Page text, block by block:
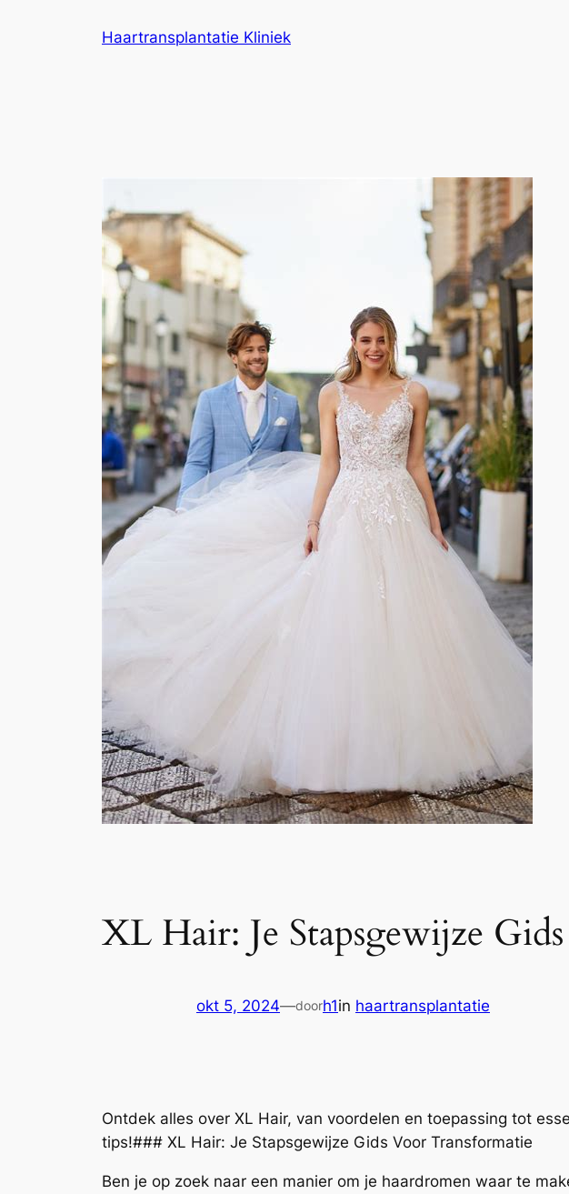
Haartransplantatie Kliniek
XL Hair: Je Stapsgewijze
okt 5, 2024—doorh1in haartransplantatie
Ontdek alles over XL Hair, van voordelen en toepassing tot
tips!### XL Hair: Je Stapsgewijze Gids Voor Transformatie
Ben je op zoek naar een manier om je haardromen waar te